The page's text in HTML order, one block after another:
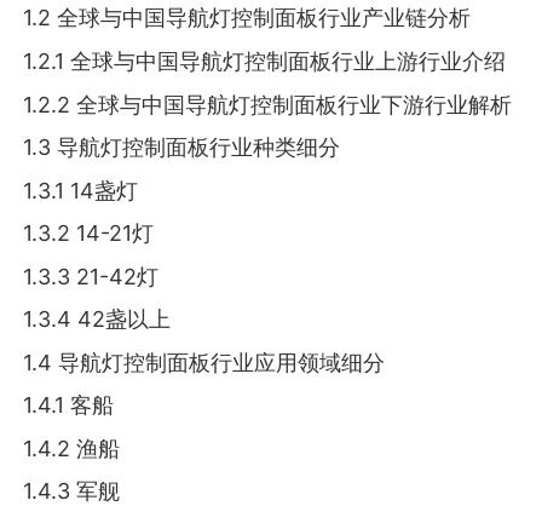
1.2 全球与中国导航灯控制面板行业产业链分析
1.2.1 全球与中国导航灯控制面板行业上游行业介绍
1.2.2 全球与中国导航灯控制面板行业下游行业解析
1.3 导航灯控制面板行业种类细分
1.3.1 14盏灯
1.3.2 14-21灯
1.3.3 21-42灯
1.3.4 42盏以上
1.4 导航灯控制面板行业应用领域细分
1.4.1 客船
1.4.2 渔船
1.4.3 军舰